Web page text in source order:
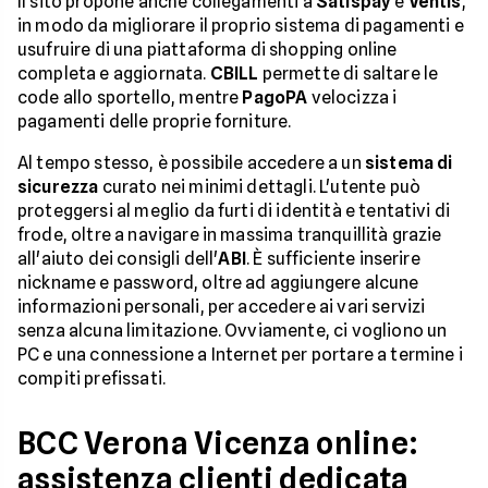
in modo da migliorare il proprio sistema di pagamenti e
usufruire di una piattaforma di shopping online
completa e aggiornata. CBILL permette di saltare le
code allo sportello, mentre PagoPA velocizza i
pagamenti delle proprie forniture.
Al tempo stesso, è possibile accedere a un sistema di
sicurezza curato nei minimi dettagli. L'utente può
proteggersi al meglio da furti di identità e tentativi di
frode, oltre a navigare in massima tranquillità grazie
all'aiuto dei consigli dell'ABI. È sufficiente inserire
nickname e password, oltre ad aggiungere alcune
informazioni personali, per accedere ai vari servizi
senza alcuna limitazione. Ovviamente, ci vogliono un
PC e una connessione a Internet per portare a termine i
compiti prefissati.
BCC Verona Vicenza online:
assistenza clienti dedicata